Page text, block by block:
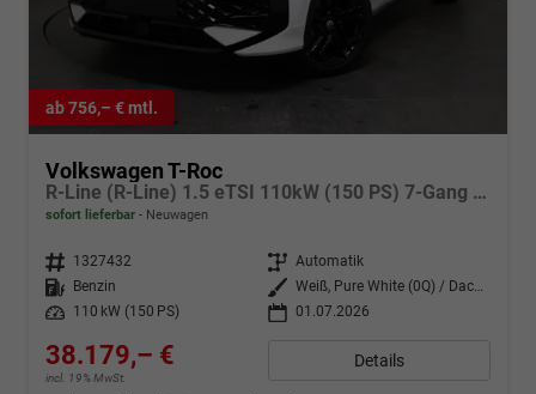
ab 756,– € mtl.
Volkswagen T-Roc
R-Line (R-Line) 1.5 eTSI 110kW (150 PS) 7-Gang DSG
sofort lieferbar Neuwagen
Fahrzeugnr. 1327432 Getriebe Automatik
Kraftstoff
Benzin Außenfarbe
Weiß, Pure White (0Q) / Dach Schwarz
Leistung
110 kW (150 PS) 01.07.2026
38.179,– €
incl. 19% MwSt.
Details